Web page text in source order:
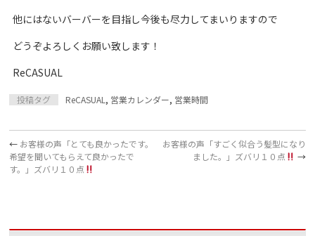
他にはないバーバーを目指し今後も尽力してまいりますので
どうぞよろしくお願い致します！
ReCASUAL
投稿タグ ReCASUAL , 営業カレンダー, 営業時間
← お客様の声「とても良かったです。
希望を聞いてもらえて良かったで
す。」ズバリ１０点
お客様の声「すごく似合う髪型になり
ました。」ズバリ１０点
→